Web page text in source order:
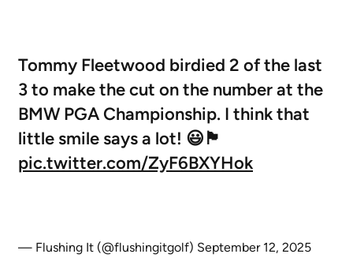
Tommy Fleetwood birdied 2 of the last
3 to make the cut on the number at the
BMW PGA Championship. I think that
little smile says a lot! 😃🏴󠁧󠁢󠁥󠁮󠁧󠁿
pic.twitter.com/ZyF6BXYHok
— Flushing It (@flushingitgolf) September 12, 2025